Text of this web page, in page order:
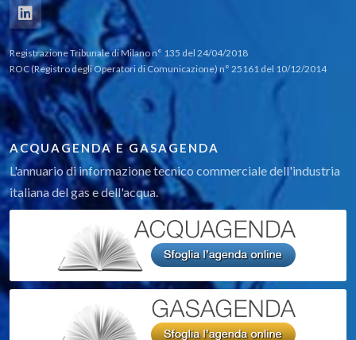
Registrazione Tribunale di Milano n° 135 del 24/04/2018
ROC (Registro degli Operatori di Comunicazione) n° 25161 del 10/12/2014
ACQUAGENDA E GASAGENDA
L'annuario di informazione tecnico commerciale dell'industria
italiana del gas e dell'acqua.